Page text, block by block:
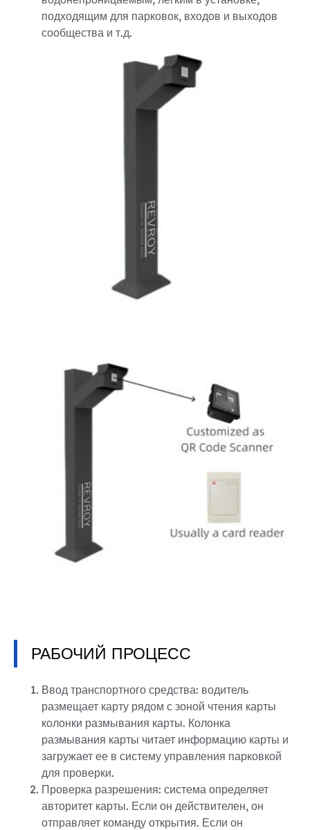
подходящим для парковок, входов и выходов
сообщества и т.д.
РАБОЧИЙ ПРОЦЕСС
Ввод транспортного средства: водитель
размещает карту рядом с зоной чтения карты
колонки размывания карты. Колонка
размывания карты читает информацию карты и
загружает ее в систему управления парковкой
для проверки.
Проверка разрешения: система определяет
авторитет карты. Если он действителен, он
отправляет команду открытия. Если он